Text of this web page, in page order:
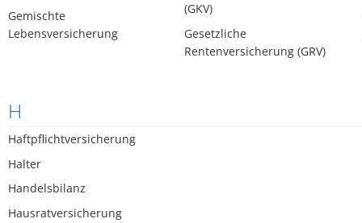
Gemischte
Lebensversicherung
(GKV)
Gesetzliche
Rentenversicherung (GRV)
H
Haftpflichtversicherung
Halter
Handelsbilanz
Hausratversicherung